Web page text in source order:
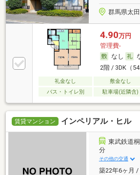
群馬県太
4.90万円
管理費-
なし
2階 / 3DK（
礼金なし 敷金なし
バス・トイレ別
駐車場(近隣含)
賃貸マンション インペリアル・ヒル
東武鉄道
分
その他の交通
築22年6ヶ月 /